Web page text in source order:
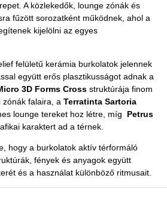
A közlekedők, lounge zónák és
fűzött sorozatként működnek, ahol a
kijelölni az egyes
felületű kerámia burkolatok jelennek
együtt erős plasztikusságot adnak a
3D Forms Cross struktúrája finom
zónák falaira, a Terratinta Sartoria
lounge tereket hoz létre, míg Petrus
karaktert ad a térnek.
hogy a burkolatok aktív térformáló
fények és anyagok együtt
és a használat különböző ritmusait.